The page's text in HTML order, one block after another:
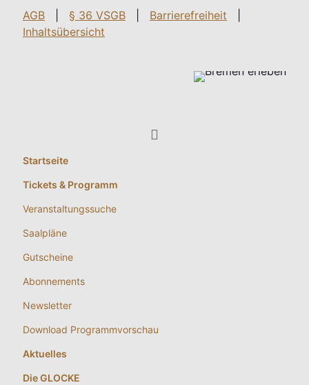
AGB § 36 VSGB Barrierefreiheit
Inhaltsübersicht
Startseite
Tickets & Programm
Veranstaltungssuche
Saalpläne
Gutscheine
Abonnements
Newsletter
Download Programmvorschau
Aktuelles
Die GLOCKE